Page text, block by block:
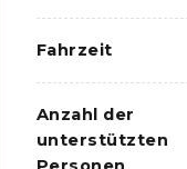
Fahrzeit
Anzahl der
unterstützten